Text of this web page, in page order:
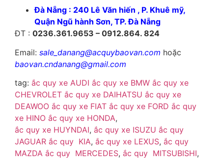
Đà Nẵng : 240 Lê Văn hiến , P. Khuê mỹ,
Quận Ngũ hành Sơn, TP. Đà Nẵng
ĐT : 0236.361.9653 – 0912.864. 824
Email: sale_danang@acquybaovan.com hoặc
baovan.cndanang@gmail.com
tag: ắc quy xe AUDI ắc quy xe BMW ắc quy xe
CHEVROLET ắc quy xe DAIHATSU ắc quy xe
DEAWOO ắc quy xe FIAT ắc quy xe FORD ắc quy
xe HINO ắc quy xe HONDA,
ắc quy xe HUYNDAI, ắc quy xe ISUZU ắc quy
JAGUAR ắc quy KIA, ắc quy xe LEXUS, ắc quy
MAZDA ắc quy MERCEDES, ắc quy MITSUBISHI,